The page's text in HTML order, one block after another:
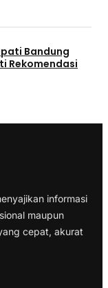
Bandung
Rekomendasi
informasi
maupun
cepat, akurat